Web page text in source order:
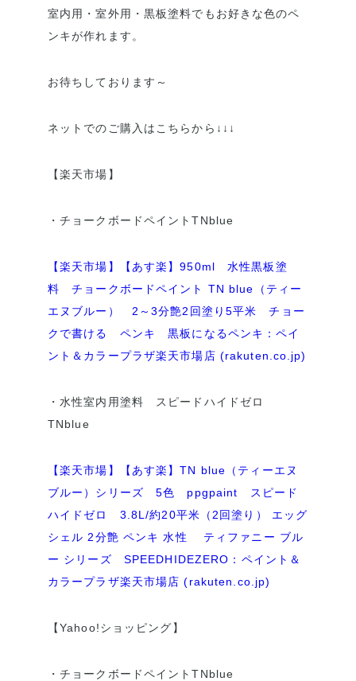
室内用・室外用・黒板塗料でもお好きな色のペ
ンキが作れます。
お待ちしております～
ネットでのご購入はこちらから↓↓↓
【楽天市場】
・チョークボードペイントTNblue
【楽天市場】【あす楽】950ml 水性黒板塗
料 チョークボードペイント TN blue（ティー
エヌブルー） 2～3分艶2回塗り5平米 チョー
クで書ける ペンキ 黒板になるペンキ：ペイ
ント＆カラープラザ楽天市場店 (rakuten.co.jp)
・水性室内用塗料 スピードハイドゼロ
TNblue
【楽天市場】【あす楽】TN blue（ティーエヌ
ブルー）シリーズ 5色 ppgpaint スピード
ハイドゼロ 3.8L/約20平米（2回塗り） エッグ
シェル 2分艶 ペンキ 水性 ティファニー ブル
ー シリーズ SPEEDHIDEZERO：ペイント＆
カラープラザ楽天市場店 (rakuten.co.jp)
【Yahoo!ショッピング】
・チョークボードペイントTNblue